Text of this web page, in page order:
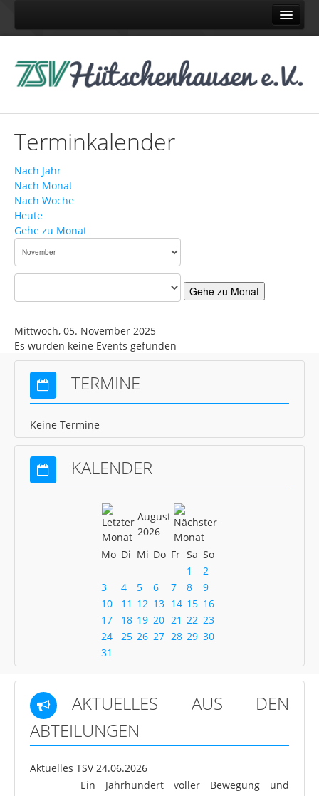
Home
Abteilungen
Judo
Karate
Pétanque
Tennis
Turnen
Volleyball
News
News Schach
News Pétanque
News Turnen
News Gastronomie
Mitgliedschaft
Kontakt
Terminkalender
Nach Jahr
Nach Monat
Nach Woche
Heute
Gehe zu Monat
Gehe zu Monat
Mittwoch, 05. November 2025
Es wurden keine Events gefunden
TERMINE
Keine Termine
KALENDER
August
2026
Mo Di Mi Do Fr Sa So
1
2
3
4 5 6 7 8
9
10
11 12 13 14 15 16
17
18 19 20 21 22 23
24
25 26 27 28 29 30
31
AKTUELLES AUS DEN
ABTEILUNGEN
Aktuelles TSV 24.06.2026
Ein Jahrhundert voller Bewegung und